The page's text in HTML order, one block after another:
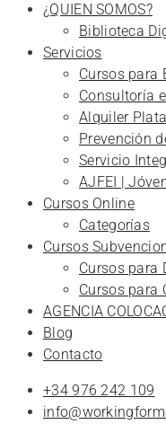
¿QUIEN SOMOS?
Biblioteca
Servicios
Cursos para
Consultoría
Alquiler
Prevención
Servicio
AJFEI |
Cursos Online
Categorías
Cursos
Cursos para
Cursos para
AGENCIA
Blog
Contacto
+34 976 242 109